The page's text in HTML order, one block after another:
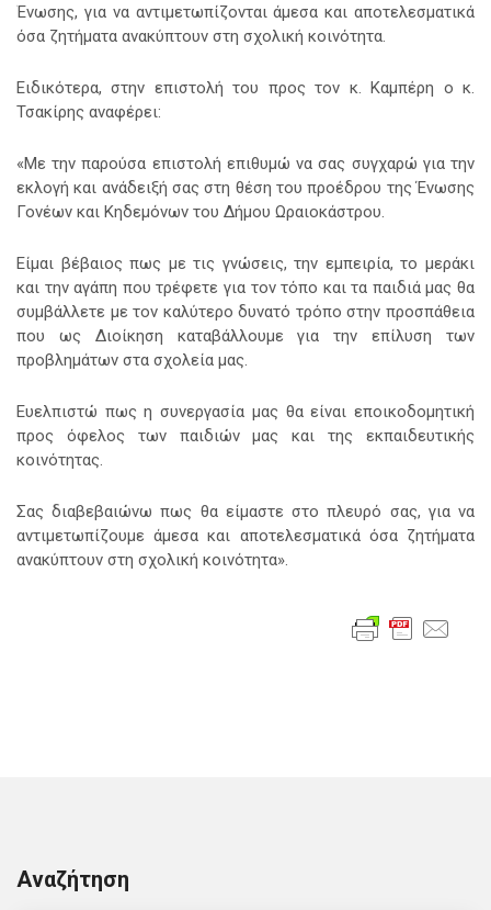
Ένωσης, για να αντιμετωπίζονται άμεσα και αποτελεσματικά
όσα ζητήματα ανακύπτουν στη σχολική κοινότητα.
Ειδικότερα, στην επιστολή του προς τον κ. Καμπέρη ο κ.
Τσακίρης αναφέρει:
«Με την παρούσα επιστολή επιθυμώ να σας συγχαρώ για την
εκλογή και ανάδειξή σας στη θέση του προέδρου της Ένωσης
Γονέων και Κηδεμόνων του Δήμου Ωραιοκάστρου.
Είμαι βέβαιος πως με τις γνώσεις, την εμπειρία, το μεράκι
και την αγάπη που τρέφετε για τον τόπο και τα παιδιά μας θα
συμβάλλετε με τον καλύτερο δυνατό τρόπο στην προσπάθεια
που ως Διοίκηση καταβάλλουμε για την επίλυση των
προβλημάτων στα σχολεία μας.
Ευελπιστώ πως η συνεργασία μας θα είναι εποικοδομητική
προς όφελος των παιδιών μας και της εκπαιδευτικής
κοινότητας.
Σας διαβεβαιώνω πως θα είμαστε στο πλευρό σας, για να
αντιμετωπίζουμε άμεσα και αποτελεσματικά όσα ζητήματα
ανακύπτουν στη σχολική κοινότητα».
Αναζήτηση